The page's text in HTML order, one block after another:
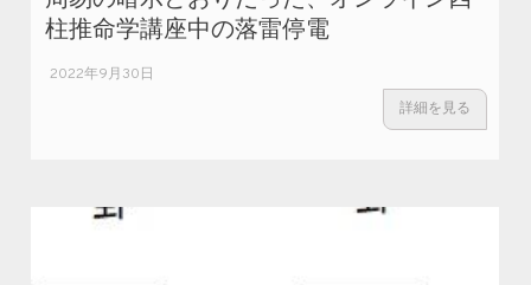
柱推命学講座中の落雷停電
2022年9月30日
詳細を見る